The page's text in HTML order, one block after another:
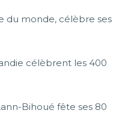
du monde, célèbre ses
célèbrent les 400
Bihoué fête ses 80